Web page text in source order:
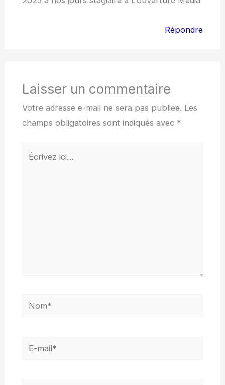
Répondre
Laisser un commentaire
Votre adresse e-mail ne sera pas publiée. Les
champs obligatoires sont indiqués avec *
Écrivez
Nom*
E-